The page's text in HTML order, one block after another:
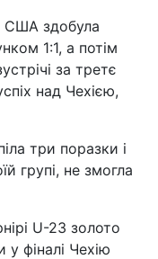
США здобула
1:1, а потім
за третє
над Чехією,
три поразки і
групі, не змогла
U-23 золото
фіналі Чехію